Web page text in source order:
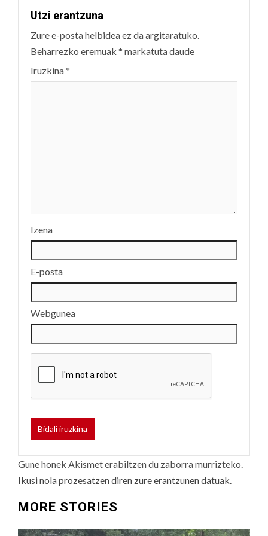
Utzi erantzuna
Zure e-posta helbidea ez da argitaratuko.
Beharrezko eremuak * markatuta daude
Iruzkina*
Izena
E-posta
Webgunea
Gune honek Akismet erabiltzen du zaborra murrizteko.
Ikusi nola prozesatzen diren zure erantzunen datuak.
MORE STORIES